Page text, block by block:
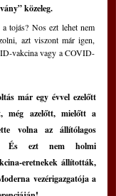
közeleg.
tojás? Nos ezt lehet nem
azt viszont már igen,
vakcina vagy a COVID-
már egy évvel ezelőtt
még azelőtt, mielőtt a
volna az állítólagos
És ezt nem holmi
eretnekek állították,
vezérigazgatója a